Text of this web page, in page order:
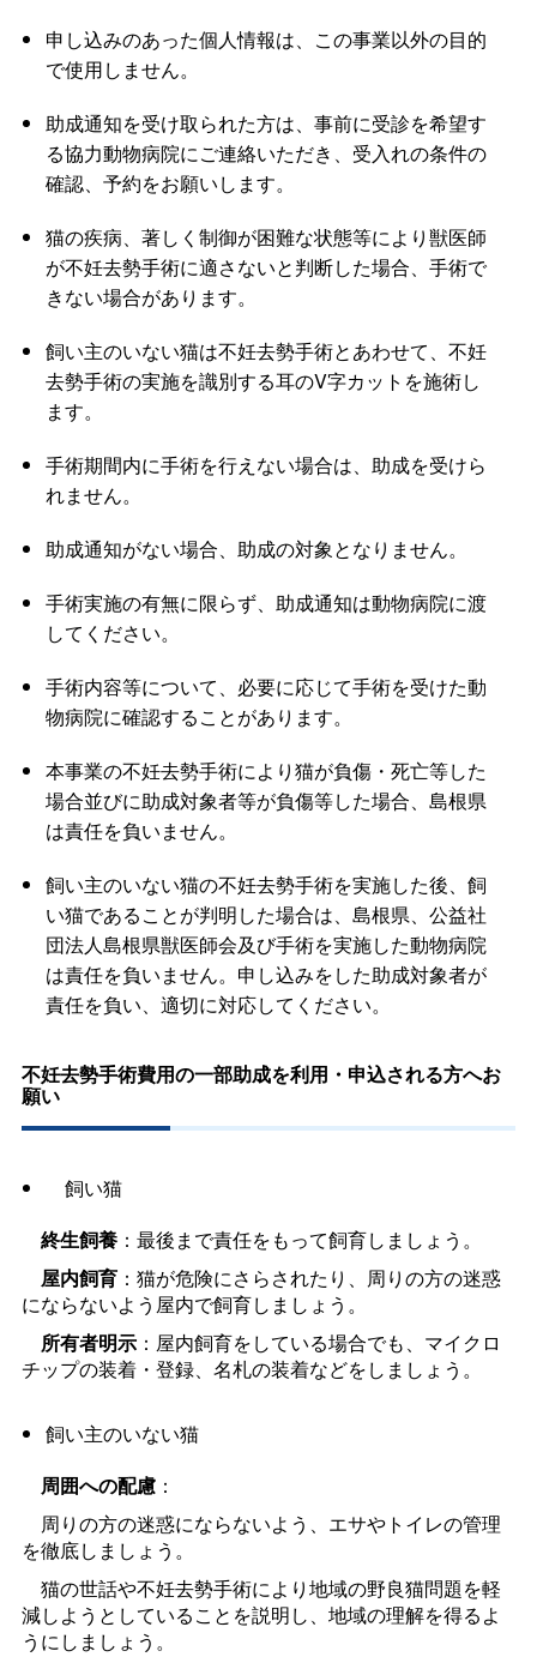
申し込みのあった個人情報は、この事業以外の目的
で使用しません。
助成通知を受け取られた方は、事前に受診を希望す
る協力動物病院にご連絡いただき、受入れの条件の
確認、予約をお願いします。
猫の疾病、著しく制御が困難な状態等により獣医師
が不妊去勢手術に適さないと判断した場合、手術で
きない場合があります。
飼い主のいない猫は不妊去勢手術とあわせて、不妊
去勢手術の実施を識別する耳のV字カットを施術し
ます。
手術期間内に手術を行えない場合は、助成を受けら
れません。
助成通知がない場合、助成の対象となりません。
手術実施の有無に限らず、助成通知は動物病院に渡
してください。
手術内容等について、必要に応じて手術を受けた動
物病院に確認することがあります。
本事業の不妊去勢手術により猫が負傷・死亡等した
場合並びに助成対象者等が負傷等した場合、島根県
は責任を負いません。
飼い主のいない猫の不妊去勢手術を実施した後、飼
い猫であることが判明した場合は、島根県、公益社
団法人島根県獣医師会及び手術を実施した動物病院
は責任を負いません。申し込みをした助成対象者が
責任を負い、適切に対応してください。
不妊去勢手術費用の一部助成を利用・申込される方へお
願い
飼い猫
終生飼養：最後まで責任をもって飼育しましょう。
屋内飼育：猫が危険にさらされたり、周りの方の迷惑
にならないよう屋内で飼育しましょう。
所有者明示：屋内飼育をしている場合でも、マイクロ
チップの装着・登録、名札の装着などをしましょう。
飼い主のいない猫
周囲への配慮：
周りの方の迷惑にならないよう、エサやトイレの管理
を徹底しましょう。
猫の世話や不妊去勢手術により地域の野良猫問題を軽
減しようとしていることを説明し、地域の理解を得るよ
うにしましょう。